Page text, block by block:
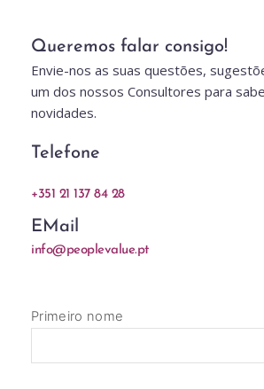
Queremos falar consigo!
Envie-nos as suas questões,
um dos nossos Consultores para
novidades.
Telefone
+351 21 137 84 28
EMail
info@peoplevalue.pt
Primeiro nome